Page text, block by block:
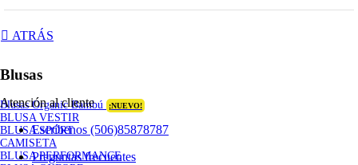
ATRÁS
Blusas
Blusas Organic Bambú ¡NUEVO!
BLUSA VESTIR
BLUSA SPORT
CAMISETA
BLUSA PERFORMANCE
Atención al cliente
Escríbenos (506)85878787
Preguntas frecuentes